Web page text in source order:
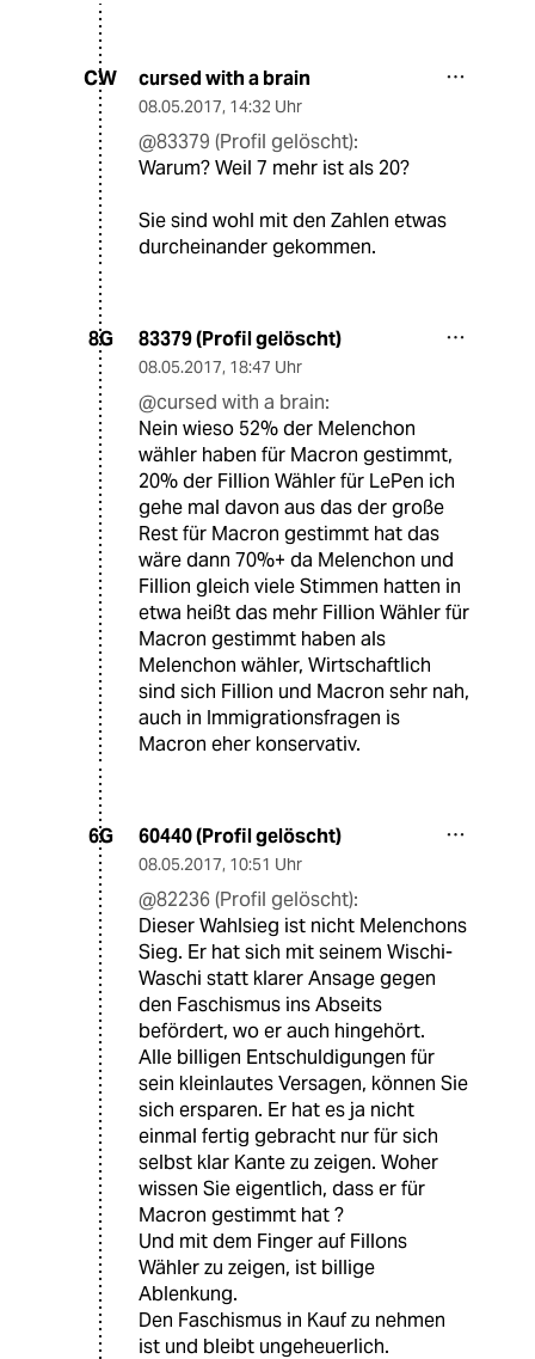
CW cursed with a brain
08.05.2017, 14:32 Uhr
@83379 (Profil gelöscht):
Warum? Weil 7 mehr ist als 20?
Sie sind wohl mit den Zahlen etwas
durcheinander gekommen.
8G 83379 (Profil gelöscht)
08.05.2017, 18:47 Uhr
@cursed with a brain:
Nein wieso 52% der Melenchon
wähler haben für Macron gestimmt,
20% der Fillion Wähler für LePen ich
gehe mal davon aus das der große
Rest für Macron gestimmt hat das
wäre dann 70%+ da Melenchon und
Fillion gleich viele Stimmen hatten in
etwa heißt das mehr Fillion Wähler für
Macron gestimmt haben als
Melenchon wähler, Wirtschaftlich
sind sich Fillion und Macron sehr nah,
auch in Immigrationsfragen is
Macron eher konservativ.
6G 60440 (Profil gelöscht)
08.05.2017, 10:51 Uhr
@82236 (Profil gelöscht):
Dieser Wahlsieg ist nicht Melenchons
Sieg. Er hat sich mit seinem Wischi-
Waschi statt klarer Ansage gegen
den Faschismus ins Abseits
befördert, wo er auch hingehört.
Alle billigen Entschuldigungen für
sein kleinlautes Versagen, können Sie
sich ersparen. Er hat es ja nicht
einmal fertig gebracht nur für sich
selbst klar Kante zu zeigen. Woher
wissen Sie eigentlich, dass er für
Macron gestimmt hat ?
Und mit dem Finger auf Fillons
Wähler zu zeigen, ist billige
Ablenkung.
Den Faschismus in Kauf zu nehmen
ist und bleibt ungeheuerlich.